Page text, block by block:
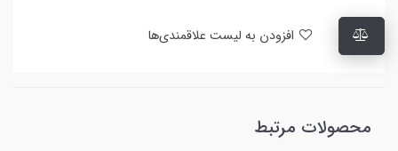
محصولات مرتبط